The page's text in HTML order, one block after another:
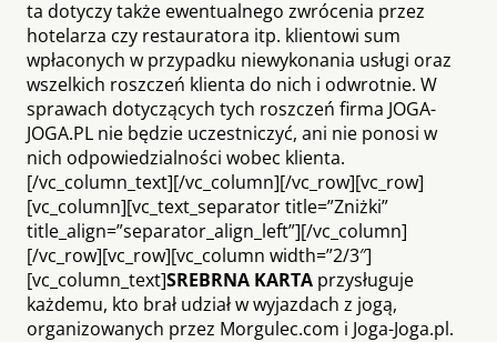
ta dotyczy także ewentualnego zwrócenia przez
hotelarza czy restauratora itp. klientowi sum
wpłaconych w przypadku niewykonania usługi oraz
wszelkich roszczeń klienta do nich i odwrotnie. W
sprawach dotyczących tych roszczeń firma JOGA-
JOGA.PL nie będzie uczestniczyć, ani nie ponosi w
nich odpowiedzialności wobec klienta.
[/vc_column_text][/vc_column][/vc_row][vc_row]
[vc_column][vc_text_separator title=”Zniżki”
title_align=”separator_align_left”][/vc_column]
[/vc_row][vc_row][vc_column width=”2/3″]
[vc_column_text]SREBRNA KARTA przysługuje
każdemu, kto brał udział w wyjazdach z jogą,
organizowanych przez Morgulec.com i Joga-Joga.pl.